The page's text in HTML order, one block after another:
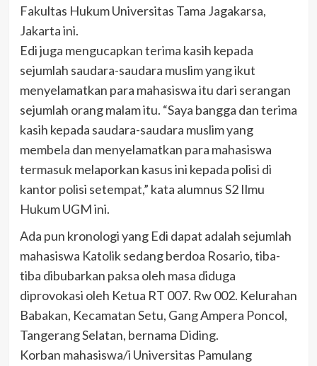
Fakultas Hukum Universitas Tama Jagakarsa,
Jakarta ini.
Edi juga mengucapkan terima kasih kepada
sejumlah saudara-saudara muslim yang ikut
menyelamatkan para mahasiswa itu dari serangan
sejumlah orang malam itu. “Saya bangga dan terima
kasih kepada saudara-saudara muslim yang
membela dan menyelamatkan para mahasiswa
termasuk melaporkan kasus ini kepada polisi di
kantor polisi setempat,” kata alumnus S2 Ilmu
Hukum UGM ini.
Ada pun kronologi yang Edi dapat adalah sejumlah
mahasiswa Katolik sedang berdoa Rosario, tiba-
tiba dibubarkan paksa oleh masa diduga
diprovokasi oleh Ketua RT 007. Rw 002. Kelurahan
Babakan, Kecamatan Setu, Gang Ampera Poncol,
Tangerang Selatan, bernama Diding.
Korban mahasiswa/i Universitas Pamulang